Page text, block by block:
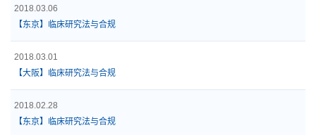
2018.03.06
【东京】临床研究法与合规
2018.03.01
【大阪】临床研究法与合规
2018.02.28
【东京】临床研究法与合规